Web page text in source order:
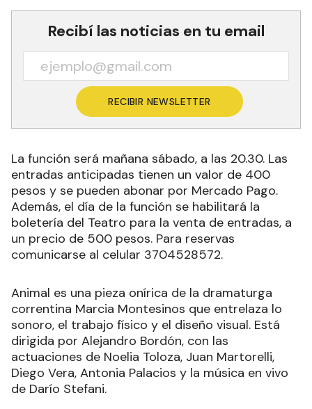
Recibí las noticias en tu email
RECIBIR NEWSLETTER
La función será mañana sábado, a las 20.30. Las
entradas anticipadas tienen un valor de 400
pesos y se pueden abonar por Mercado Pago.
Además, el día de la función se habilitará la
boletería del Teatro para la venta de entradas, a
un precio de 500 pesos. Para reservas
comunicarse al celular 3704528572.
Animal es una pieza onírica de la dramaturga
correntina Marcia Montesinos que entrelaza lo
sonoro, el trabajo físico y el diseño visual. Está
dirigida por Alejandro Bordón, con las
actuaciones de Noelia Toloza, Juan Martorelli,
Diego Vera, Antonia Palacios y la música en vivo
de Darío Stefani.